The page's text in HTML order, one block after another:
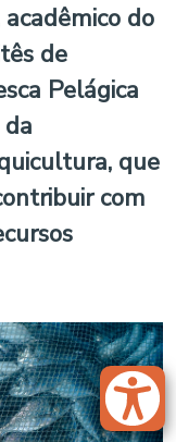
do
de
Pelágica
que
com